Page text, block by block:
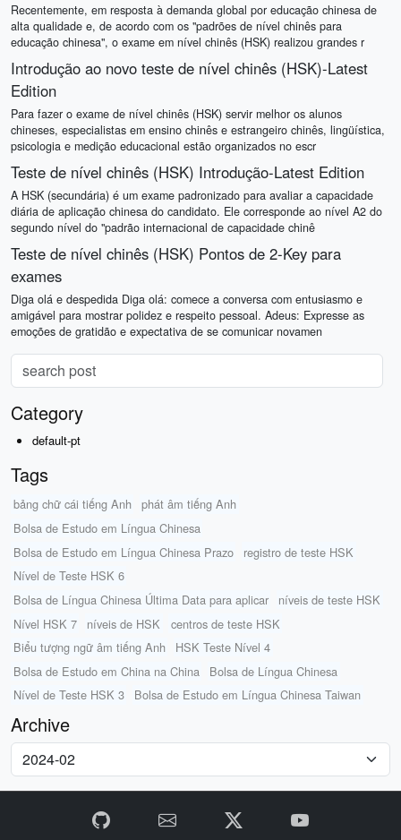
Recentemente, em resposta à demanda global por educação chinesa de
alta qualidade e, de acordo com os "padrões de nível chinês para
educação chinesa", o exame em nível chinês (HSK) realizou grandes r
Introdução ao novo teste de nível chinês (HSK)-Latest
Edition
Para fazer o exame de nível chinês (HSK) servir melhor os alunos
chineses, especialistas em ensino chinês e estrangeiro chinês, lingüística,
psicologia e medição educacional estão organizados no escr
Teste de nível chinês (HSK) Introdução-Latest Edition
A HSK (secundária) é um exame padronizado para avaliar a capacidade
diária de aplicação chinesa do candidato. Ele corresponde ao nível A2 do
segundo nível do "padrão internacional de capacidade chinê
Teste de nível chinês (HSK) Pontos de 2-Key para
exames
Diga olá e despedida Diga olá: comece a conversa com entusiasmo e
amigável para mostrar polidez e respeito pessoal. Adeus: Expresse as
emoções de gratidão e expectativa de se comunicar novamen
Category
default-pt
Tags
bảng chữ cái tiếng Anh
phát âm tiếng Anh
Bolsa de Estudo em Língua Chinesa
Bolsa de Estudo em Língua Chinesa Prazo
registro de teste HSK
Nível de Teste HSK 6
Bolsa de Língua Chinesa Última Data para aplicar
níveis de teste HSK
Nível HSK 7
níveis de HSK
centros de teste HSK
Biểu tượng ngữ âm tiếng Anh
HSK Teste Nível 4
Bolsa de Estudo em China na China
Bolsa de Língua Chinesa
Nível de Teste HSK 3
Bolsa de Estudo em Língua Chinesa Taiwan
Archive